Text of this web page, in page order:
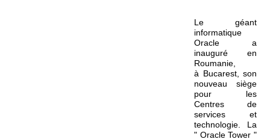
Le géant
informatique
Oracle a
inauguré en
Roumanie,
à Bucarest, son
nouveau siège
pour les
Centres de
services et
technologie. La
" Oracle Tower "